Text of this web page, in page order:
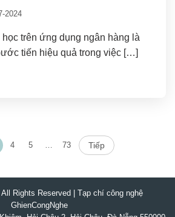
2024
trên ứng dụng ngân hàng là
tiến hiệu quả trong việc […]
4 5 73 Tiếp
Rights Reserved | Tạp chí công nghệ
GhienCongNghe